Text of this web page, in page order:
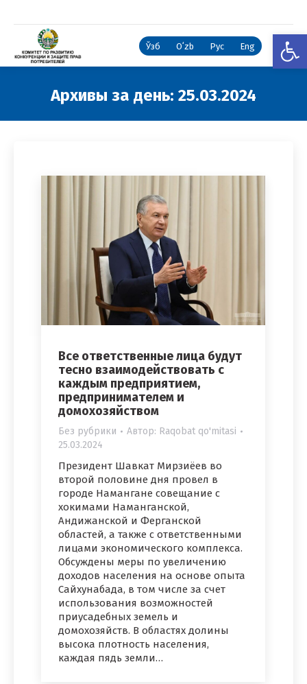
Ўзб Oʻzb Рус Eng
Архивы за день: 25.03.2024
Все ответственные лица будут
тесно взаимодействовать с
каждым предприятием,
предпринимателем и
домохозяйством
Без рубрики Автор: Raqobat qo'mitasi
25.03.2024
Президент Шавкат Мирзиёев во
второй половине дня провел в
городе Намангане совещание с
хокимами Наманганской,
Андижанской и Ферганской
областей, а также с ответственными
лицами экономического комплекса.
Обсуждены меры по увеличению
доходов населения на основе опыта
Сайхунабада, в том числе за счет
использования возможностей
приусадебных земель и
домохозяйств. В областях долины
высока плотность населения,
каждая пядь земли…